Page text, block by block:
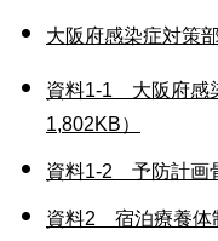
大阪府感染症対策
資料1-1 大阪府感
1,802KB）
資料1-2 予防計画
資料2 宿泊療養体